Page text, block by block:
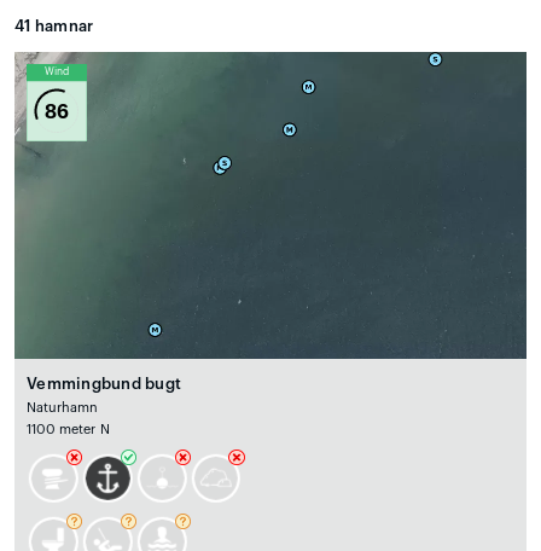
41 hamnar
Wind
86
Vemmingbund bugt
Naturhamn
1100 meter N